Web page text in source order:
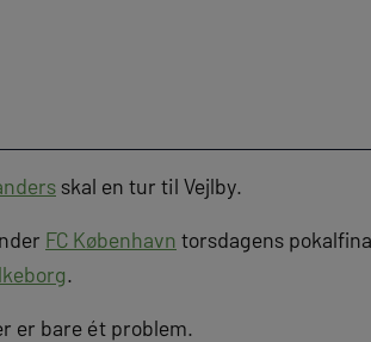
skal en tur til Vejlby.
FC København torsdagens
.
er bare ét problem.